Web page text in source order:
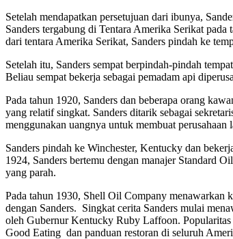
Setelah mendapatkan persetujuan dari ibunya,
Sanders tergabung di Tentara Amerika Serikat
dari tentara Amerika Serikat, Sanders pindah ke
Setelah itu, Sanders sempat berpindah-pindah
Beliau sempat bekerja sebagai pemadam api
Pada tahun 1920, Sanders dan beberapa orang
yang relatif singkat. Sanders ditarik sebagai
menggunakan uangnya untuk membuat
Sanders pindah ke Winchester, Kentucky dan
1924, Sanders bertemu dengan manajer Standard
yang parah.
Pada tahun 1930, Shell Oil Company menawarkan
dengan Sanders. Singkat cerita Sanders mulai
oleh Gubernur Kentucky Ruby Laffoon.
Good Eating dan panduan restoran di seluruh